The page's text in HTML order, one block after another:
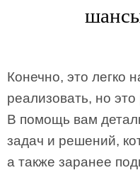
Конечно, это легко
реализовать, но
В помощь вам
задач и решений,
а также заранее